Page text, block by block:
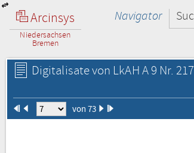
Arcinsys
Niedersachsen
Bremen
Navigator
Digitalisate von LkAH A 9 Nr.
von 73